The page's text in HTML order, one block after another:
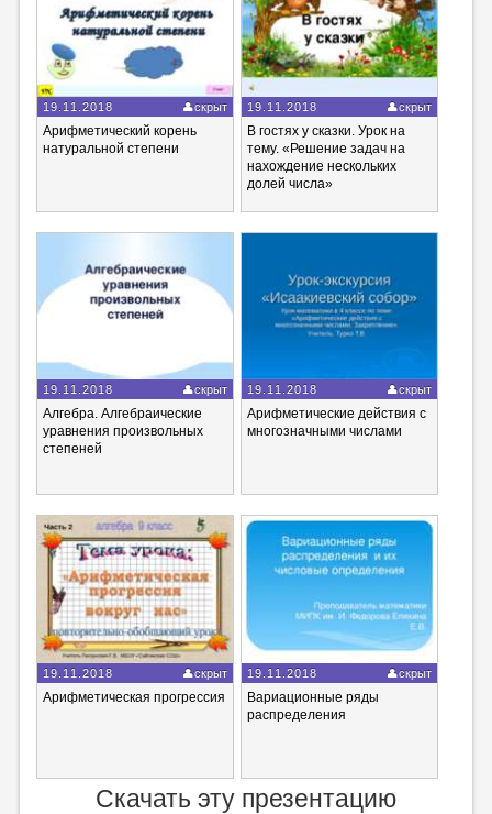
19.11.2018 скрыт
Арифметический корень
натуральной степени
19.11.2018 скрыт
В гостях у сказки. Урок на
тему. «Решение задач на
нахождение нескольких
долей числа»
19.11.2018 скрыт
Алгебра. Алгебраические
уравнения произвольных
степеней
19.11.2018 скрыт
Арифметические действия с
многозначными числами
19.11.2018 скрыт
Арифметическая прогрессия
19.11.2018 скрыт
Вариационные ряды
распределения
Скачать эту презентацию